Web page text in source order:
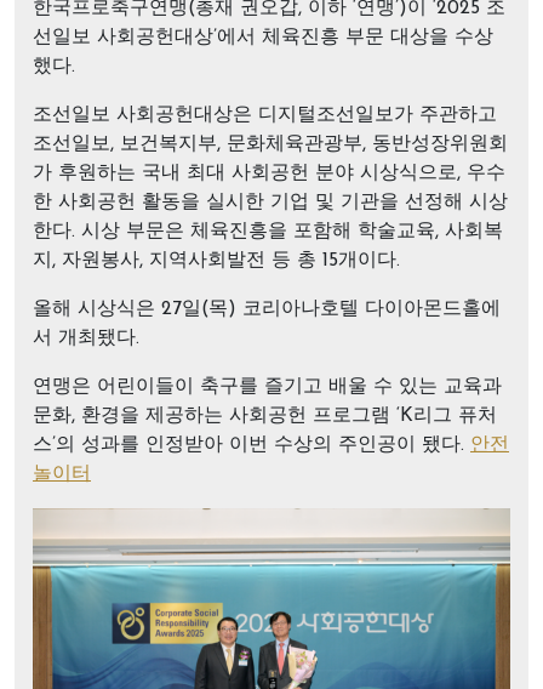
한국프로축구연맹(총재 권오갑, 이하 ‘연맹’)이 ‘2025 조
선일보 사회공헌대상’에서 체육진흥 부문 대상을 수상
했다.
조선일보 사회공헌대상은 디지털조선일보가 주관하고
조선일보, 보건복지부, 문화체육관광부, 동반성장위원회
가 후원하는 국내 최대 사회공헌 분야 시상식으로, 우수
한 사회공헌 활동을 실시한 기업 및 기관을 선정해 시상
한다. 시상 부문은 체육진흥을 포함해 학술교육, 사회복
지, 자원봉사, 지역사회발전 등 총 15개이다.
올해 시상식은 27일(목) 코리아나호텔 다이아몬드홀에
서 개최됐다.
연맹은 어린이들이 축구를 즐기고 배울 수 있는 교육과
문화, 환경을 제공하는 사회공헌 프로그램 ‘K리그 퓨처
스’의 성과를 인정받아 이번 수상의 주인공이 됐다. 안전
놀이터